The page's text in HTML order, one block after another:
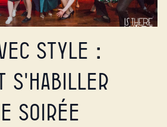
style :
s'habiller
soirée